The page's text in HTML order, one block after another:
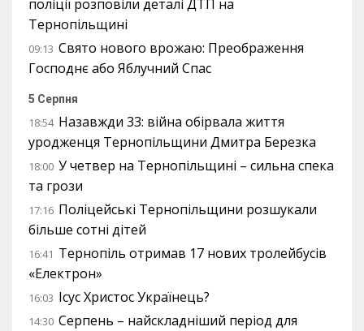
поліції розповіли деталі ДТП на
Тернопільщині
09:13 Свято нового врожаю: Преображення
Господнє або Яблучний Спас
5 Серпня
18:54 Назавжди 33: війна обірвала життя
уродженця Тернопільщини Дмитра Березка
18:00 У четвер на Тернопільщині – сильна спека
та грози
17:16 Поліцейські Тернопільщини розшукали
більше сотні дітей
16:41 Тернопіль отримав 17 нових тролейбусів
«Електрон»
16:03 Ісус Христос Українець?
14:30 Серпень – найскладніший період для